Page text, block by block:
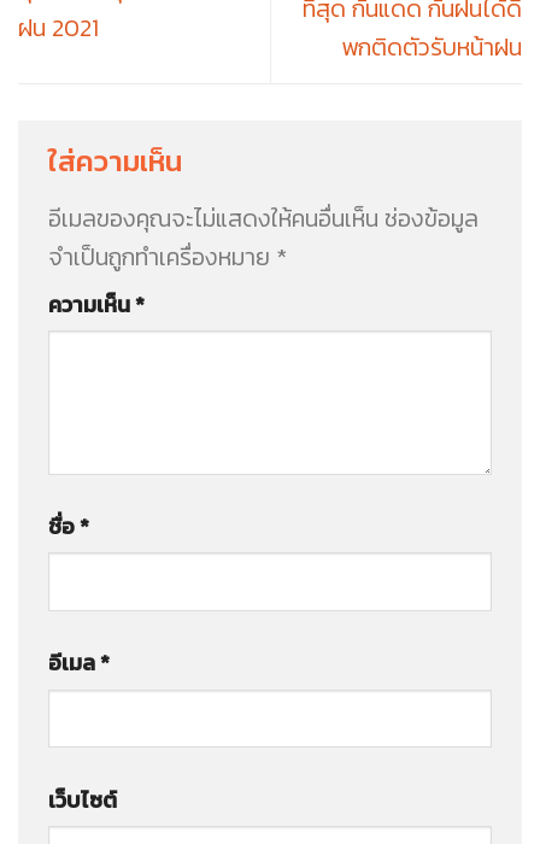
ฝน 2021
ที่สุด กันแดด กันฝนได้ดี
พกติดตัวรับหน้าฝน
ใส่ความเห็น
อีเมลของคุณจะไม่แสดงให้คนอื่นเห็น ช่องข้อมูล
จำเป็นถูกทำเครื่องหมาย *
ความเห็น*
ชื่อ*
อีเมล*
เว็บไซต์